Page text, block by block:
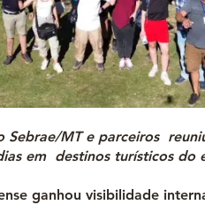
MT e parceiros
em destinos turísticos do
ganhou visibilidade